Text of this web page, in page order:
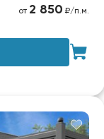
от 2 850 ₽/п.м.